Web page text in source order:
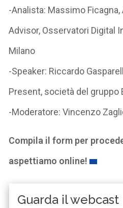
-Analista: Massimo
Advisor, Osservatori Digital
Milano
-Speaker: Riccardo
Present, società del gruppo
-Moderatore: Vincenzo
Compila il form per
aspettiamo online!
Guarda il webcast